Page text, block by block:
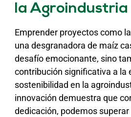
la Agroindustria
Emprender proyectos como
una desgranadora de maíz
desafío emocionante, sino
contribución significativa a la
sostenibilidad en la
innovación demuestra que
dedicación, podemos